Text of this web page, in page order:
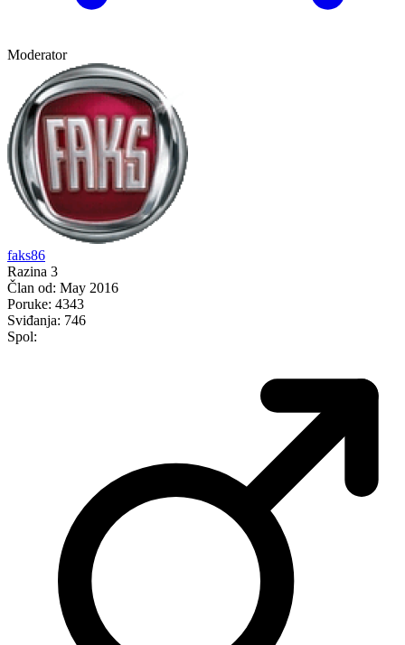
Moderator
faks86
Razina 3
Član od: May 2016
Poruke: 4343
Sviđanja: 746
Spol: